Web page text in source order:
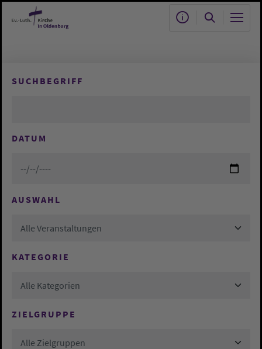
Zum Hauptinhalt springen
SUCHBEGRIFF
DATUM
AUSWAHL
Alle Veranstaltungen
KATEGORIE
Alle Kategorien
ZIELGRUPPE
Alle Zielgruppen